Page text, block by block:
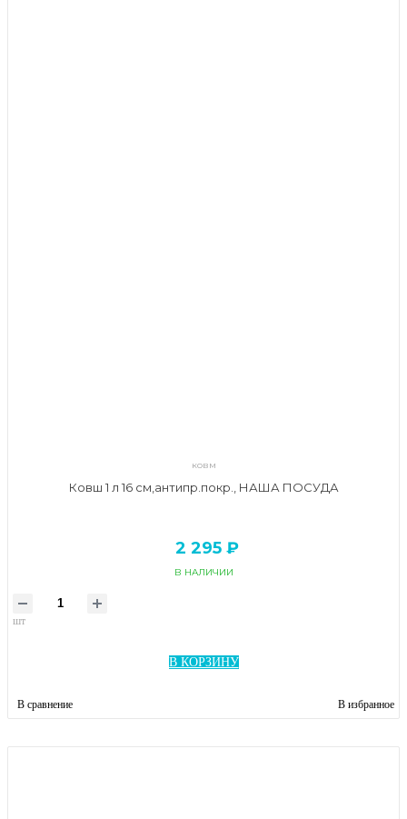
ковм
Ковш 1 л 16 см,антипр.покр., НАША ПОСУДА
2 295 ₽
В НАЛИЧИИ
шт
В КОРЗИНУ
В сравнение В избранное